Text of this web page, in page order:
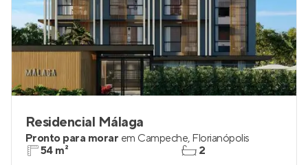
Residencial Málaga
Pronto para morar em Campeche, Florianópolis
54 m²
2